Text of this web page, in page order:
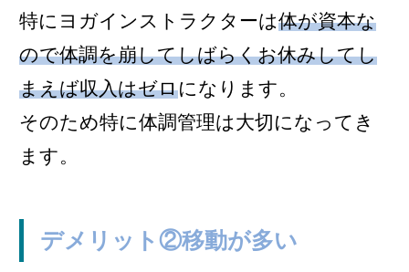
特にヨガインストラクターは体が資本な
ので体調を崩してしばらくお休みしてし
まえば収入はゼロになります。
そのため特に体調管理は大切になってき
ます。
デメリット②移動が多い